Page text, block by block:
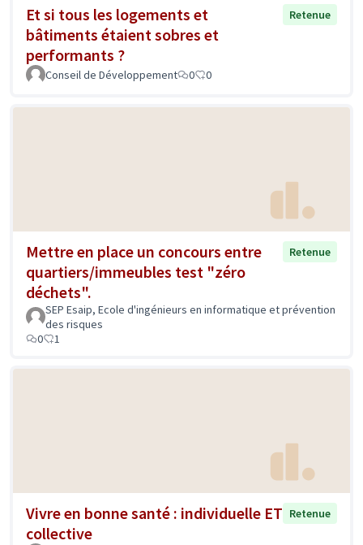
Et si tous les logements et
bâtiments étaient sobres et
performants ?
Retenue
Conseil de Développement 0 0
Mettre en place un concours entre
quartiers/immeubles test "zéro
déchets".
Retenue
SEP Esaip, Ecole d'ingénieurs en informatique et prévention
des risques
0
1
Vivre en bonne santé : individuelle ET
collective
Retenue